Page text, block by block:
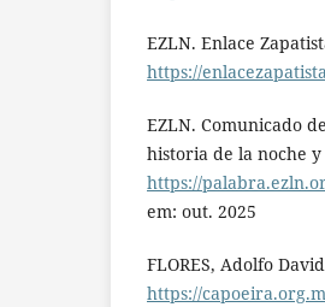
EZLN. Enlace
https://
EZLN. Comunicado
historia de la noche y
https://
em: out. 2025
FLORES, Adolfo
https://